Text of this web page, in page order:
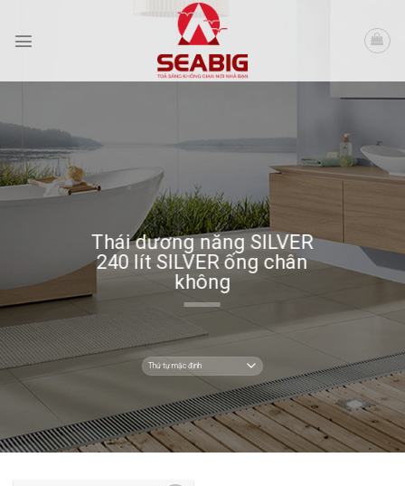
content
Thái dương năng SILVER
240 lít SILVER ống chân
không